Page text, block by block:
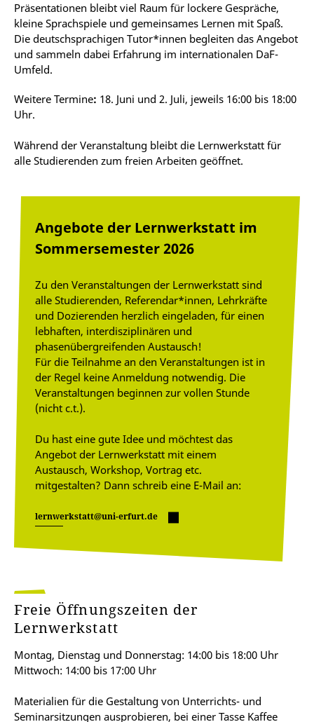
Präsentationen bleibt viel Raum für lockere Gespräche,
kleine Sprachspiele und gemeinsames Lernen mit Spaß.
Die deutschsprachigen Tutor*innen begleiten das Angebot
und sammeln dabei Erfahrung im internationalen DaF-
Umfeld.
Weitere Termine: 18. Juni und 2. Juli, jeweils 16:00 bis 18:00
Uhr.
Während der Veranstaltung bleibt die Lernwerkstatt für
alle Studierenden zum freien Arbeiten geöffnet.
Angebote der Lernwerkstatt im
Sommersemester 2026
Zu den Veranstaltungen der Lernwerkstatt sind
alle Studierenden, Referendar*innen, Lehrkräfte
und Dozierenden herzlich eingeladen, für einen
lebhaften, interdisziplinären und
phasenübergreifenden Austausch!
Für die Teilnahme an den Veranstaltungen ist in
der Regel keine Anmeldung notwendig. Die
Veranstaltungen beginnen zur vollen Stunde
(nicht c.t.).
Du hast eine gute Idee und möchtest das
Angebot der Lernwerkstatt mit einem
Austausch, Workshop, Vortrag etc.
mitgestalten? Dann schreib eine E-Mail an:
lernwerkstatt@uni-erfurt.de
Freie Öffnungszeiten der
Lernwerkstatt
Montag, Dienstag und Donnerstag: 14:00 bis 18:00 Uhr
Mittwoch: 14:00 bis 17:00 Uhr
Materialien für die Gestaltung von Unterrichts- und
Seminarsitzungen ausprobieren, bei einer Tasse Kaffee